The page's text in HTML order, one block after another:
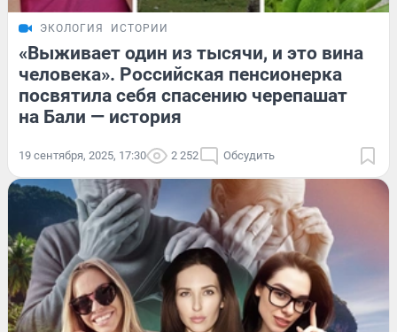
ЭКОЛОГИЯ ИСТОРИИ
«Выживает один из тысячи, и это вина
человека». Российская пенсионерка
посвятила себя спасению черепашат
на Бали — история
19 сентября, 2025, 17:30 2 252 Обсудить